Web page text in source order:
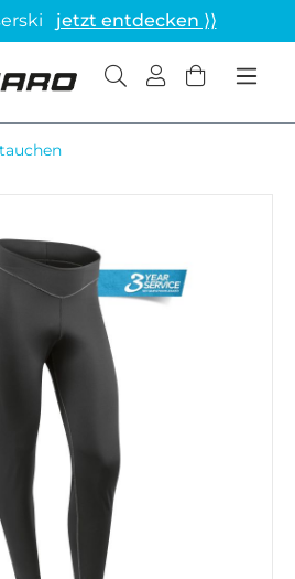
jetzt entdecken ⟩⟩